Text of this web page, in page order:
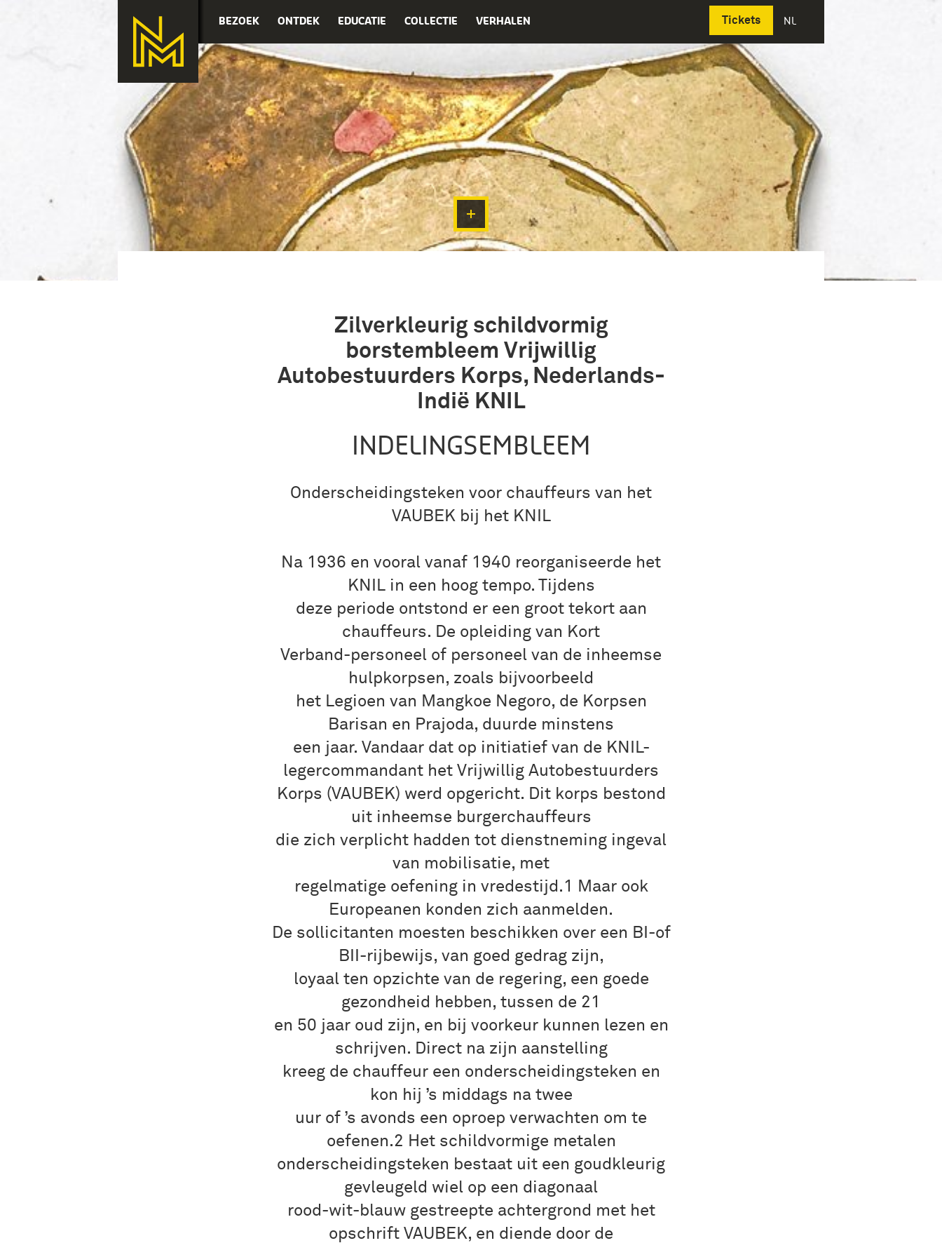
BEZOEK ONTDEK EDUCATIE COLLECTIE VERHALEN Tickets NL
Deutsch
Zilverkleurig schildvormig
borstembleem Vrijwillig
Autobestuurders Korps, Nederlands-
Indië KNIL
INDELINGSEMBLEEM
Onderscheidingsteken voor chauffeurs van het
VAUBEK bij het KNIL
Na 1936 en vooral vanaf 1940 reorganiseerde het
KNIL in een hoog tempo. Tijdens
deze periode ontstond er een groot tekort aan
chauffeurs. De opleiding van Kort
Verband-personeel of personeel van de inheemse
hulpkorpsen, zoals bijvoorbeeld
het Legioen van Mangkoe Negoro, de Korpsen
Barisan en Prajoda, duurde minstens
een jaar. Vandaar dat op initiatief van de KNIL-
legercommandant het Vrijwillig Autobestuurders
Korps (VAUBEK) werd opgericht. Dit korps bestond
uit inheemse burgerchauffeurs
die zich verplicht hadden tot dienstneming ingeval
van mobilisatie, met
regelmatige oefening in vredestijd.1 Maar ook
Europeanen konden zich aanmelden.
De sollicitanten moesten beschikken over een BI-of
BII-rijbewijs, van goed gedrag zijn,
loyaal ten opzichte van de regering, een goede
gezondheid hebben, tussen de 21
en 50 jaar oud zijn, en bij voorkeur kunnen lezen en
schrijven. Direct na zijn aanstelling
kreeg de chauffeur een onderscheidingsteken en
kon hij ’s middags na twee
uur of ’s avonds een oproep verwachten om te
oefenen.2 Het schildvormige metalen
onderscheidingsteken bestaat uit een goudkleurig
gevleugeld wiel op een diagonaal
rood-wit-blauw gestreepte achtergrond met het
opschrift VAUBEK, en diende door de